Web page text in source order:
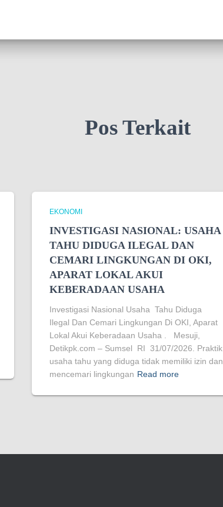
Pos Terkait
EKONOMI
INVESTIGASI NASIONAL: USAHA
TAHU DIDUGA ILEGAL DAN
CEMARI LINGKUNGAN DI OKI,
APARAT LOKAL AKUI
KEBERADAAN USAHA
Investigasi Nasional Usaha Tahu Diduga
Ilegal Dan Cemari Lingkungan Di OKI, Aparat
Lokal Akui Keberadaan Usaha . Mesuji,
Detikpk.com – Sumsel RI 31/07/2026. Praktik
usaha tahu yang diduga tidak memiliki izin dan
mencemari lingkungan Read more